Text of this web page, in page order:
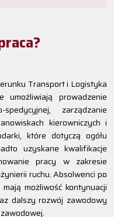
Transport i Logistyka
umożliwiają prowadzenie
zarządzanie
kierowniczych i
które dotyczą ogółu
uzyskane kwalifikacje
pracy w zakresie
ruchu. Absolwenci po
możliwość kontynuacji
dalszy rozwój zawodowy